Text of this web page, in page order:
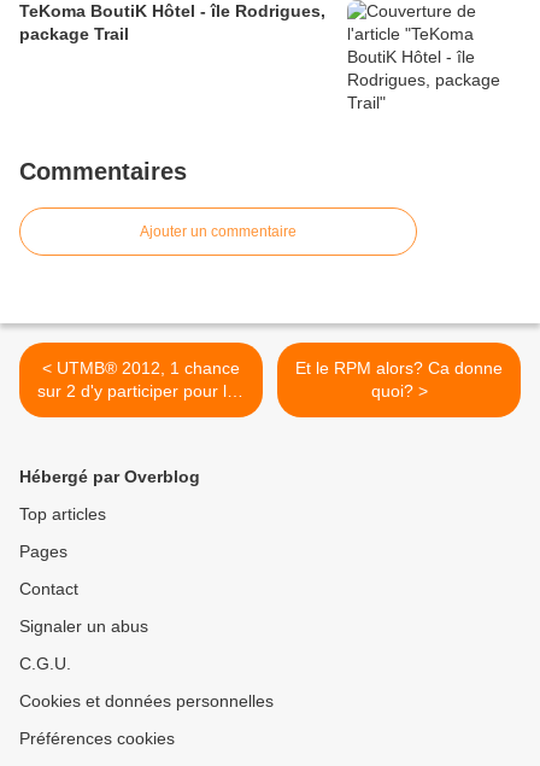
TeKoma BoutiK Hôtel - île Rodrigues,
package Trail
Commentaires
Ajouter un commentaire
< UTMB® 2012, 1 chance
sur 2 d'y participer pour les
préinscrits
Et le RPM alors? Ca donne
quoi? >
Hébergé par Overblog
Top articles
Pages
Contact
Signaler un abus
C.G.U.
Cookies et données personnelles
Préférences cookies